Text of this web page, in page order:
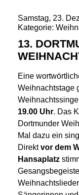
Samstag 23
Kategorie
13.
Eine
Weihnachtstage
19.00 Uhr. Das
Dortmunder
Mal dazu ein
Direktvor dem
Hansaplatz